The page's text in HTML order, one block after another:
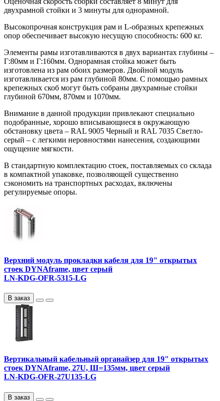
двухрамной стойки и 3 минуты для однорамной.
Высокопрочная конструкция рам и L-образных крепежных
опор обеспечивает высокую несущую способность: 600 кг.
Элементы рамы изготавливаются в двух вариантах глубины –
Г:80мм и Г:160мм. Однорамная стойка может быть
изготовлена из рам обоих размеров. Двойной модуль
изготавливается из рам глубиной 80мм. С помощью рамных
крепежных скоб могут быть собраны двухрамные стойки
глубиной 670мм, 870мм и 1070мм.
Внимание в данной продукции привлекают специально
подобранные, хорошо вписывающиеся в окружающую
обстановку цвета – RAL 9005 Черный и RAL 7035 Светло-
серый – с легкими неровностями нанесения, создающими
ощущение мягкости.
В стандартную комплектацию стоек, поставляемых со склада
в компактной упаковке, позволяющей существенно
сэкономить на транспортных расходах, включены
регулируемые опоры.
Верхний модуль прокладки кабеля для 19" открытых
стоек DYNAframe, цвет серый
LN-KDG-OFR-5315-LG
В заказ
Вертикальный кабельный органайзер для 19" открытых
стоек DYNAframe, 27U, Ш=135мм, цвет серый
LN-KDG-OFR-27U135-LG
В заказ